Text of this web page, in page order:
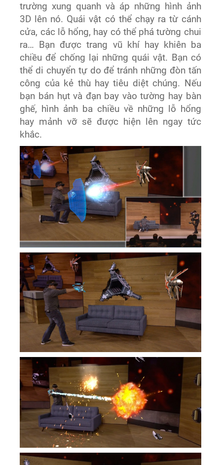
trường xung quanh và áp những hình ảnh
3D lên nó. Quái vật có thể chạy ra từ cánh
cửa, các lỗ hổng, hay có thể phá tường chui
ra… Bạn được trang vũ khí hay khiên ba
chiều để chống lại những quái vật. Bạn có
thể di chuyển tự do để tránh những đòn tấn
công của kẻ thù hay tiêu diệt chúng. Nếu
bạn bán hụt và đạn bay vào tường hay bàn
ghế, hình ảnh ba chiều về những lỗ hổng
hay mảnh vỡ sẽ được hiện lên ngay tức
khắc.